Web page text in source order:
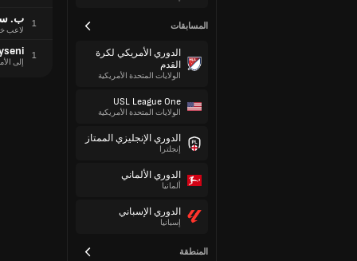
المسابقات
الدوري الأمريكي لكرة
القدم
الولايات المتحدة الأمريكية
USL League One
الولايات المتحدة الأمريكية
الدوري الإنجليزي الممتاز
إنجلترا
الدوري الألماني
ألمانيا
الدوري الإسباني
إسبانيا
المنطقة
1 ب.
لاعب
1
إلى